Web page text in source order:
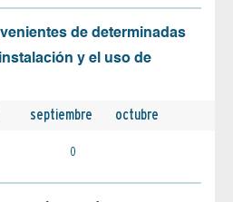
de determinadas
y el uso de
septiembre octubre
0